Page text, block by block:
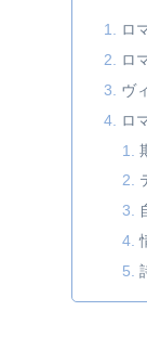
ロ
ロ
ヴ
ロ